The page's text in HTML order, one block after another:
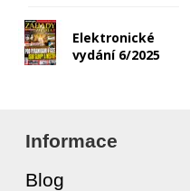
Elektronické
vydání 6/2025
Informace
Blog